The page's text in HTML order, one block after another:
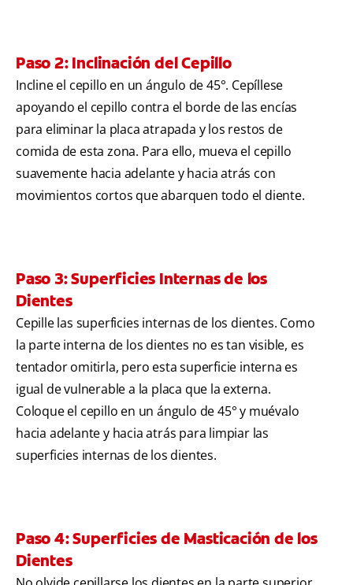
Paso 2: Inclinación del Cepillo
Incline el cepillo en un ángulo de 45°. Cepíllese
apoyando el cepillo contra el borde de las encías
para eliminar la placa atrapada y los restos de
comida de esta zona. Para ello, mueva el cepillo
suavemente hacia adelante y hacia atrás con
movimientos cortos que abarquen todo el diente.
Paso 3: Superficies Internas de los
Dientes
Cepille las superficies internas de los dientes. Como
la parte interna de los dientes no es tan visible, es
tentador omitirla, pero esta superficie interna es
igual de vulnerable a la placa que la externa.
Coloque el cepillo en un ángulo de 45° y muévalo
hacia adelante y hacia atrás para limpiar las
superficies internas de los dientes.
Paso 4: Superficies de Masticación de los
Dientes